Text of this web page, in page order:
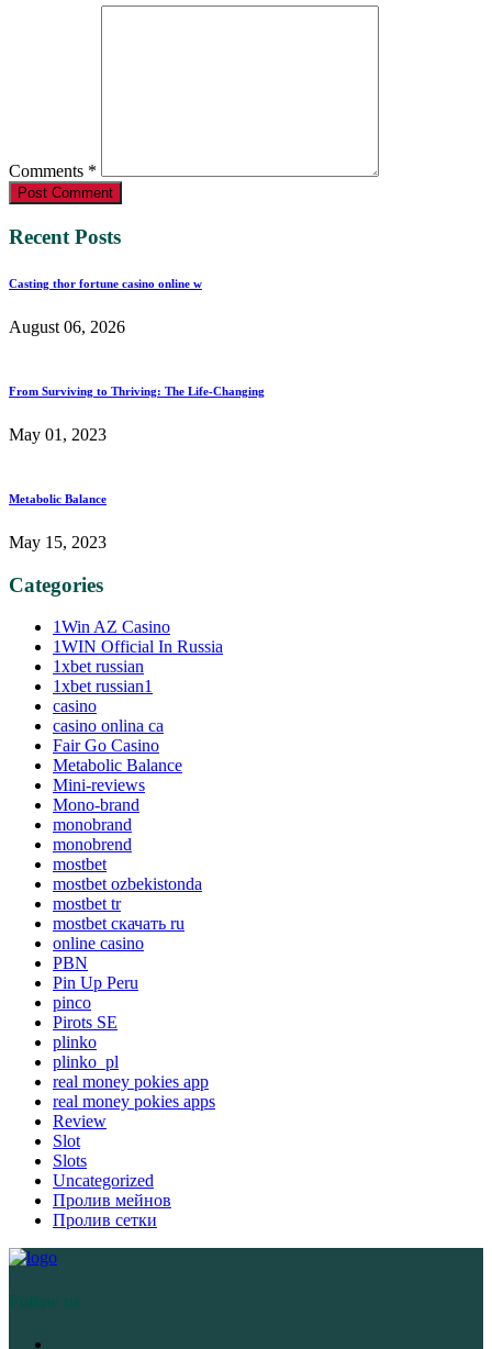
Comments *
Post Comment
Recent Posts
Casting thor fortune casino online w
August 06, 2026
From Surviving to Thriving: The Life-Changing
May 01, 2023
Metabolic Balance
May 15, 2023
Categories
1Win AZ Casino
1WIN Official In Russia
1xbet russian
1xbet russian1
casino
casino onlina ca
Fair Go Casino
Metabolic Balance
Mini-reviews
Mono-brand
monobrand
monobrend
mostbet
mostbet ozbekistonda
mostbet tr
mostbet скачать ru
online casino
PBN
Pin Up Peru
pinco
Pirots SE
plinko
plinko_pl
real money pokies app
real money pokies apps
Review
Slot
Slots
Uncategorized
Пролив мейнов
Пролив сетки
Follow us